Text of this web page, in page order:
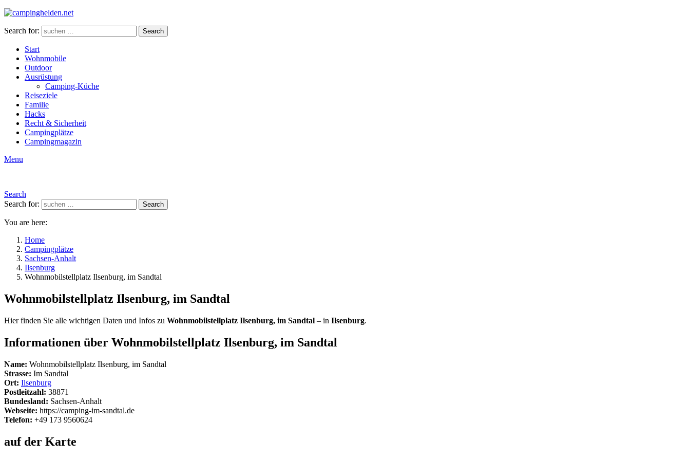
Search for: Search
Start
Wohnmobile
Outdoor
Ausrüstung
Camping-Küche
Reiseziele
Familie
Hacks
Recht & Sicherheit
Campingplätze
Campingmagazin
Menu
Search
Search for:
Search
You are here:
Home
Campingplätze
Sachsen-Anhalt
Ilsenburg
Wohnmobilstellplatz Ilsenburg, im Sandtal
Wohnmobilstellplatz Ilsenburg, im Sandtal
Hier finden Sie alle wichtigen Daten und Infos zu Wohnmobilstellplatz Ilsenburg, im Sandtal – in Ilsenburg.
Informationen über Wohnmobilstellplatz Ilsenburg, im Sandtal
Name: Wohnmobilstellplatz Ilsenburg, im Sandtal
Strasse: Im Sandtal
Ort: Ilsenburg
Postleitzahl: 38871
Bundesland: Sachsen-Anhalt
Webseite: https://camping-im-sandtal.de
Telefon: +49 173 9560624
auf der Karte